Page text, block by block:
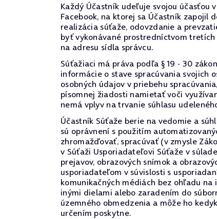
Každý Účastník udeľuje svojou účasťou
Facebook, na ktorej sa Účastník zapojil
realizácia súťaže, odovzdanie a
byť vykonávané prostredníctvom
na adresu sídla správcu.
Súťažiaci má práva podľa § 19 - 30
informácie o stave spracúvania svojich
osobných údajov v priebehu
písomnej žiadosti namietať voči
nemá vplyv na trvanie súhlasu
Účastník Súťaže berie na vedomie a
sú oprávnení s použitím
zhromažďovať, spracúvať (v zmysle
v Súťaži Usporiadateľovi Súťaže v
prejavov, obrazových snímok a
usporiadateľom v súvislosti s
komunikačných médiách bez ohľadu na
inými dielami alebo zaradením do
územného obmedzenia a môže ho
určením poskytne.